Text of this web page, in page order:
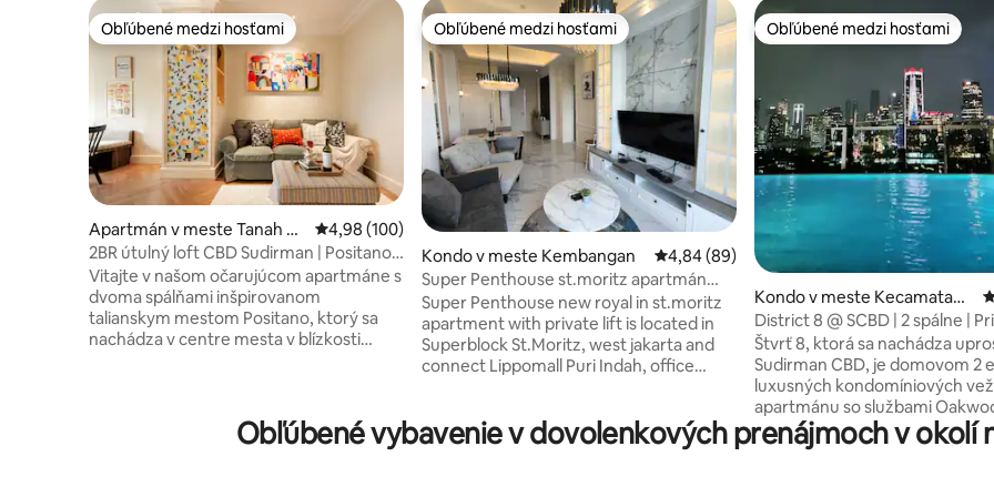
Obľúbené medzi hosťami
Obľúbené medzi hosťami
Apartmán v meste Tanah A
bang
Priemerné ohodnotenie 4,98 z 5, počet hodnotení: 100
4,98 (100)
2BR útulný loft CBD Sudirman | Positano
umelecký dizajn
Vitajte v našom očarujúcom apartmáne s
dvoma spálňami inšpirovanom
talianskym mestom Positano, ktorý sa
nachádza v centre mesta v blízkosti
kuchyňu a pohodlný a štýlový obývací
priestor ideálny na oddych po dni
Obľúbené medzi hosťami
Obľúbené medzi hosťami
Kondo v meste Kembangan Priemerné ohodnotenie 4,84 z 5, počet
4,84 (89)
Super Penthouse st.moritz apartmán
Lippomall puri
Super Penthouse new royal in st.moritz
apartment with private lift is located in
Superblock St.Moritz, west jakarta and
connect Lippomall Puri Indah, office
bývate v apartmáne, máte súkromie a
môžete sa stretnúť s rodinou a priateľmi.
Obľúbené medzi hosťami
Obľúbené medzi hosťami
Kondo v meste Kecamatan
Kebayoran Baru
District 8 @ SCBD | 2 spálne |
Ashta
Štvrť 8, ktorá sa nachádza
Sudirman CBD, je domovom 2
luxusných kondomíniových
apartmánu so službami
Langham, prestížnej
supermoderného nákupného
Obľúbené vybavenie v dovolenkových prenájmoch v okolí